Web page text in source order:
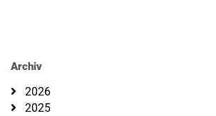
Archiv
2026
2025